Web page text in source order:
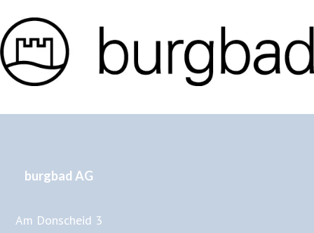
burgbad AG
Am Donscheid 3